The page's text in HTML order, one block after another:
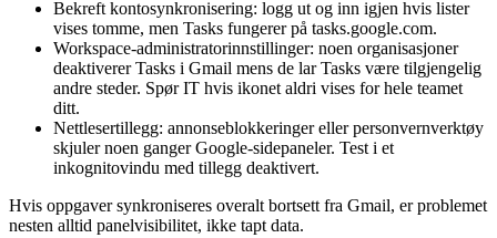
Bekreft kontosynkronisering: logg ut og inn igjen hvis lister
vises tomme, men Tasks fungerer på tasks.google.com.
Workspace-administratorinnstillinger: noen organisasjoner
deaktiverer Tasks i Gmail mens de lar Tasks være tilgjengelig
andre steder. Spør IT hvis ikonet aldri vises for hele teamet
ditt.
Nettlesertillegg: annonseblokkeringer eller personvernverktøy
skjuler noen ganger Google-sidepaneler. Test i et
inkognitovindu med tillegg deaktivert.
Hvis oppgaver synkroniseres overalt bortsett fra Gmail, er problemet
nesten alltid panelvisibilitet, ikke tapt data.